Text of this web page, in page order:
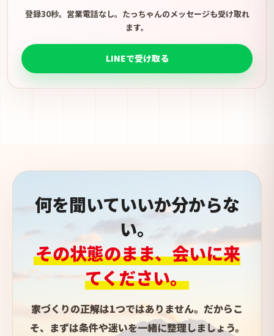
登録30秒。営業電話なし。たっちゃんのメッセージも受け取れ
ます。
LINEで受け取る
何を聞いていいか分からな
い。
その状態のまま、会いに来
てください。
家づくりの正解は1つではありません。だからこ
そ、まずは条件や迷いを一緒に整理しましょう。